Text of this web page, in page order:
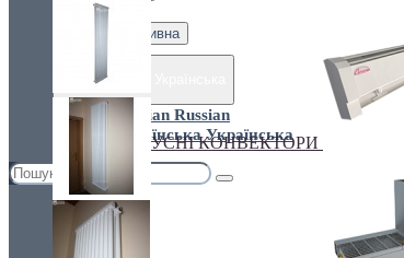
грн. Гривна
Russian
Українська
ПЛІНТУСНІ КОНВЕКТОРИ